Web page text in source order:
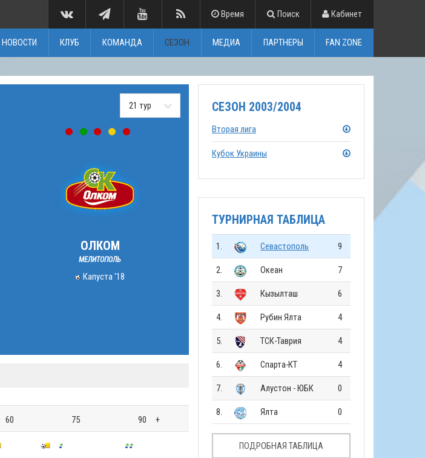
Время Поиск Кабинет
НОВОСТИ КЛУБ КОМАНДА СЕЗОН МЕДИА ПАРТНЕРЫ FAN ZONE
ОЛКОМ
МЕЛИТОПОЛЬ
Капуста '18
60 75 90 +
СЕЗОН 2003/2004
Вторая лига
Кубок Украины
ТУРНИРНАЯ ТАБЛИЦА
1. Севастополь 9
2. Океан 7
3. Кызылташ 6
4. Рубин Ялта 4
5. ТСК-Таврия 4
6. Спарта-КТ 4
7. Алустон - ЮБК 0
8. Ялта 0
ПОДРОБНАЯ ТАБЛИЦА